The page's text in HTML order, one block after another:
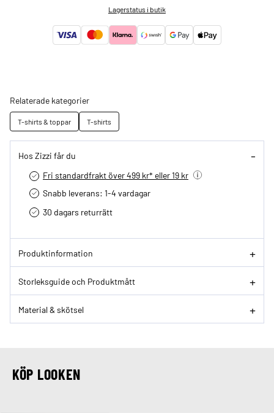
Lagerstatus i butik
Relaterade kategorier
T-shirts & toppar T-shirts
Hos Zizzi får du
Fri standardfrakt över 499 kr* eller 19 kr
Snabb leverans: 1-4 vardagar
30 dagars returrätt­
Produktinformation
Storleksguide och Produktmått
Material & skötsel
KÖP LOOKEN